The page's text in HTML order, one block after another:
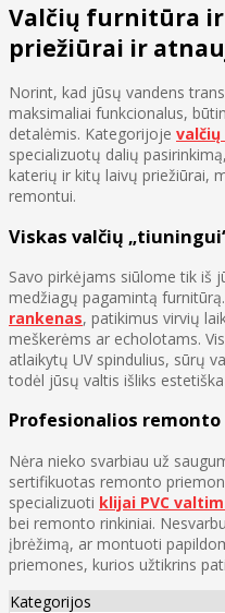
Valčių furnitūra ir
priežiūrai ir
Norint, kad jūsų vandens
maksimaliai funkcionalus,
detalėmis. Kategorijoje
specializuotų dalių
katerių ir kitų laivų priežiūrai,
remontui.
Viskas valčių
Savo pirkėjams siūlome tik iš
medžiagų pagamintą
rankenas, patikimus virvių
meškerėms ar echolotams.
atlaikytų UV spindulius, sūrų
todėl jūsų valtis išliks
Profesionalios remonto
Nėra nieko svarbiau už
sertifikuotas remonto
specializuoti klijai PVC
bei remonto rinkiniai.
įbrėžimą, ar montuoti
priemones, kurios užtikrins
Kategorijos